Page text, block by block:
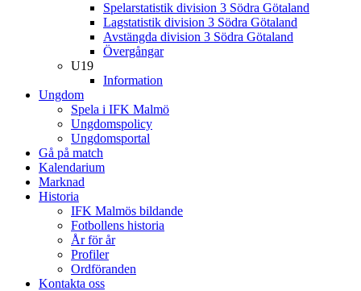
Spelarstatistik division 3 Södra Götaland
Lagstatistik division 3 Södra Götaland
Avstängda division 3 Södra Götaland
Övergångar
U19
Information
Ungdom
Spela i IFK Malmö
Ungdomspolicy
Ungdomsportal
Gå på match
Kalendarium
Marknad
Historia
IFK Malmös bildande
Fotbollens historia
År för år
Profiler
Ordföranden
Kontakta oss